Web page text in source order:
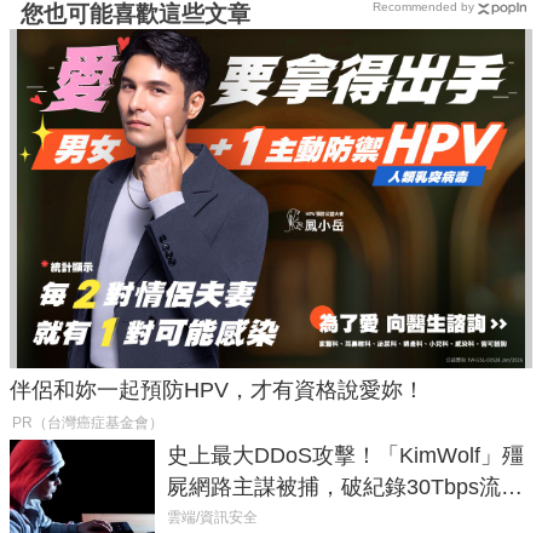
您也可能喜歡這些文章
伴侶和妳一起預防HPV，才有資格說愛妳！
PR（台灣癌症基金會）
史上最大DDoS攻擊！「KimWolf」殭
屍網路主謀被捕，破紀錄30Tbps流量
癱瘓全球！
雲端/資訊安全
Recommended by